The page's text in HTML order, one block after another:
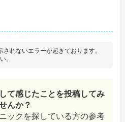
れないエラーが起きております。
。
て感じたことを投稿してみ
んか？
ックを探している方の参考